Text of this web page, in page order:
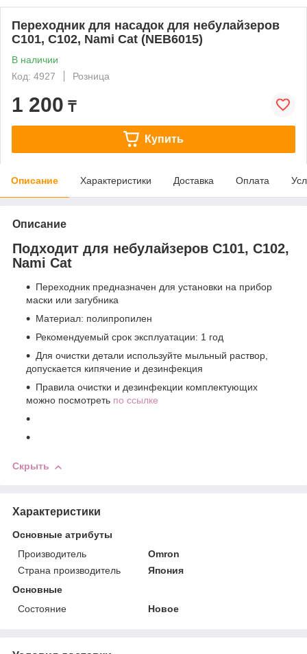
Переходник для насадок для небулайзеров
C101, C102, Nami Cat (NEB6015)
В наличии
Код: 4927
Розница
1 200 ₸
Купить
Описание Характеристики Доставка Оплата
Описание
Подходит для небулайзеров C101, C102,
Nami Cat
Переходник предназначен для установки на прибор
маски или загубника
Материал: полипропилен
Рекомендуемый срок эксплуатации: 1 год
Для очистки детали используйте мыльный раствор,
допускается кипячение и дезинфекция
Правила очистки и дезинфекции комплектующих
можно посмотреть по ссылке
Скрыть
Характеристики
Основные атрибуты
Производитель
Omron
Страна производитель
Япония
Основные
Состояние
Новое